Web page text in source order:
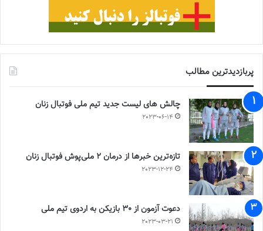
پربازدیدترین مطالب
چالش هاى ليست جدید تيم ملى فوتبال زنان
2023-06-14
تازه‌ترین خبرها از درمان ۲ ملی‌پوش فوتبال زنان
2023-12-24
دعوت آزمون از 30 بازیکن به اردوی تیم ملی
2023-03-21